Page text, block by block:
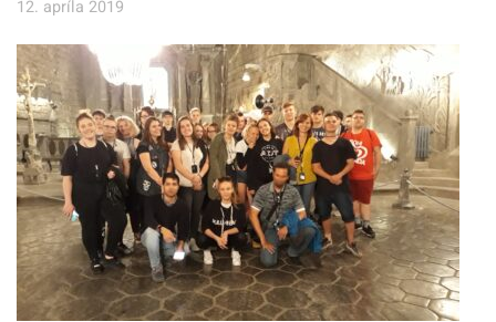
12. apríla 2019